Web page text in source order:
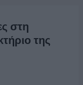
στη
της